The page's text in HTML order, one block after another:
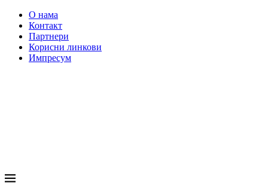
О нама
Контакт
Партнери
Корисни линкови
Импресум